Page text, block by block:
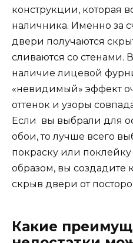
конструкции, которая
наличника. Именно за
двери получаются
сливаются со стенами.
наличие лицевой
«невидимый» эффект
оттенок и узоры
Если вы выбрали для
обои, то лучше всего
покраску или
образом, вы создадите
скрыв двери от
Какие